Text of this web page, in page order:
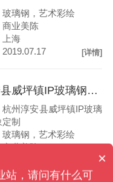
璃钢，艺术彩绘
商业美陈
上海
[详情]
杭州淳安县威坪镇IP玻璃钢卡通形象定制
州淳安县威坪镇IP玻璃
制
璃钢，艺术彩绘
业美陈
07-26
×
站，请问有什么可